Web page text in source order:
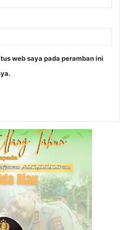
web saya pada peramban ini